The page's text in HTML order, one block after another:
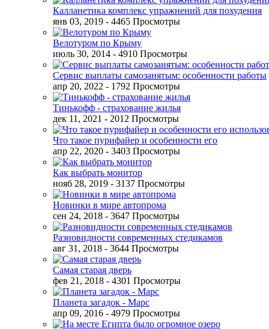
Калланетика комплекс упражнений для похудения
янв 03, 2019 - 4465 Просмотры
Велотуром по Крыму
июль 30, 2014 - 4910 Просмотры
Сервис выплаты самозанятым: особенности работы
апр 20, 2022 - 1792 Просмотры
Тинькофф - страхование жилья
дек 11, 2021 - 2012 Просмотры
Что такое пурифайер и особенности его
апр 22, 2020 - 3403 Просмотры
Как выбрать монитор
нояб 28, 2019 - 3137 Просмотры
Новинки в мире автопрома
сен 24, 2018 - 3647 Просмотры
Разновидности современных стедикамов
авг 31, 2018 - 3644 Просмотры
Самая старая дверь
фев 21, 2018 - 4301 Просмотры
Планета загадок - Марс
апр 09, 2016 - 4979 Просмотры